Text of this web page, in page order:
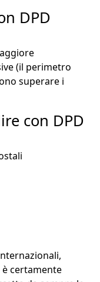
DPD
(il perimetro
superare i
con DPD
è certamente